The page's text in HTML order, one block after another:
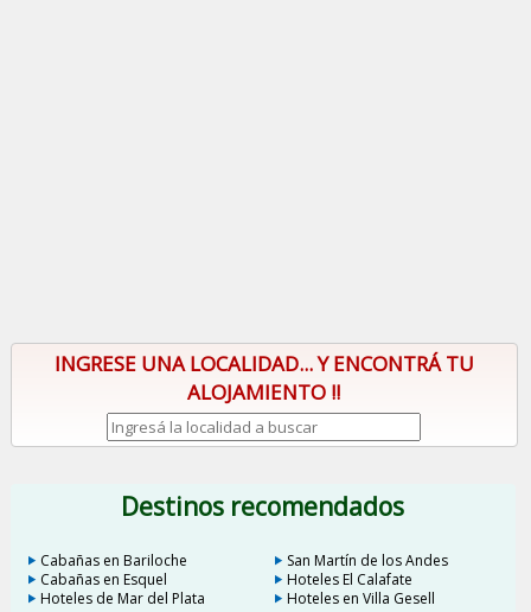
INGRESE UNA LOCALIDAD... Y ENCONTRÁ TU
ALOJAMIENTO !!
Destinos recomendados
Cabañas en Bariloche
San Martín de los Andes
Cabañas en Esquel
Hoteles El Calafate
Hoteles de Mar del Plata
Hoteles en Villa Gesell